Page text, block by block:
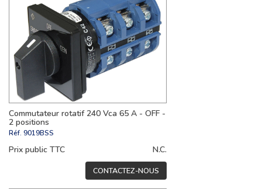
Commutateur rotatif 240 Vca 65 A - OFF -
2 positions
Réf. 9019BSS
Prix public TTC N.C.
CONTACTEZ-NOUS